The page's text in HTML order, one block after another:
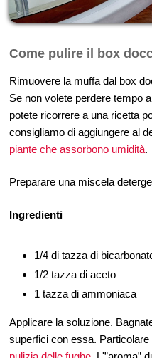
Come pulire il box
Rimuovere la muffa dal box
Se non volete perdere tempo
potete ricorrere a una ricetta
consigliamo di aggiungere al
piante che assorbono umidità.
Preparare una miscela
Ingredienti
1/4 di tazza di
1/2 tazza di aceto
1 tazza di ammoniaca
Applicare la soluzione.
superfici con essa.